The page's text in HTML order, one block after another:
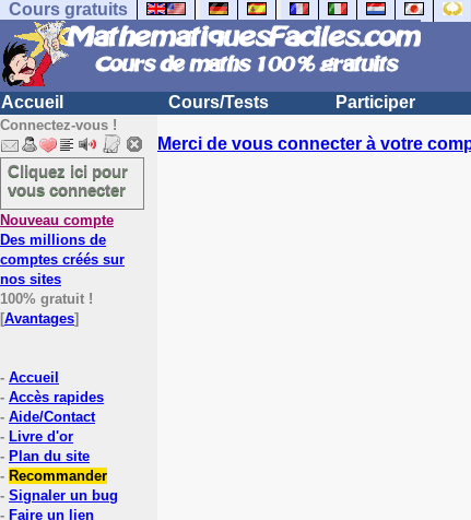
Cours gratuits
Accueil Cours/Tests Participer
Connectez-vous !
Cliquez ici pour
vous connecter
Nouveau compte
Des millions de
comptes créés sur
nos sites
100% gratuit !
[Avantages]
- Accueil
- Accès rapides
- Aide/Contact
- Livre d'or
- Plan du site
- Recommander
- Signaler un bug
- Faire un lien
Merci de vous connecter à votre